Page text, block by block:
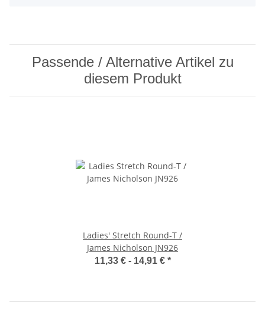
Passende / Alternative Artikel zu
diesem Produkt
Ladies' Stretch Round-T /
James Nicholson JN926
11,33 € - 14,91 € *